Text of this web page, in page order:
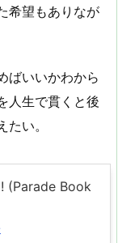
希望もありなが
ばいいかわから
人生で貫くと後
い。
(Parade Book